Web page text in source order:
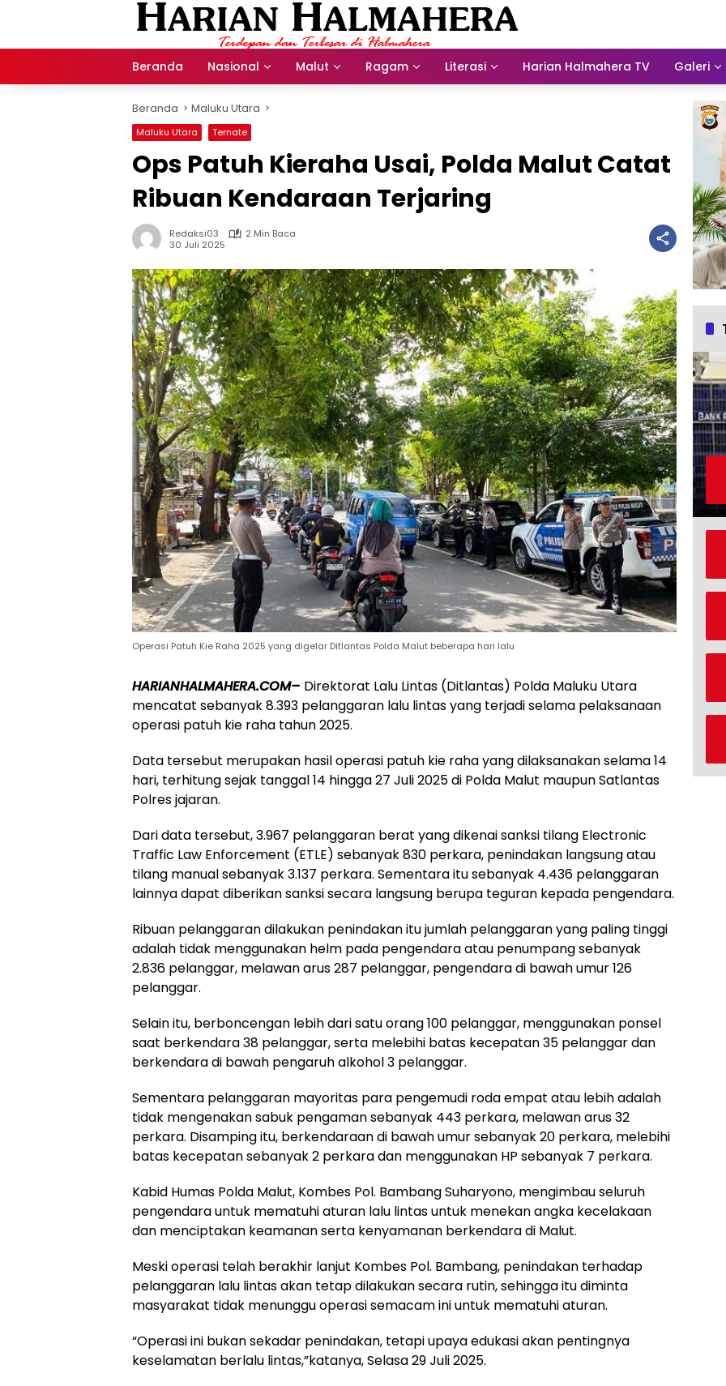
Beranda Nasional Malut Ragam Literasi Harian Halmahera TV Galeri
Beranda Maluku Utara
Maluku Utara Ternate
Ops Patuh Kieraha Usai, Polda Malut Catat
Ribuan Kendaraan Terjaring
Redaksi03
2 Min Baca
30 Juli 2025
Operasi Patuh Kie Raha 2025 yang digelar Ditlantas Polda Malut beberapa hari lalu
HARIANHALMAHERA.COM– Direktorat Lalu Lintas (Ditlantas) Polda Maluku Utara
mencatat sebanyak 8.393 pelanggaran lalu lintas yang terjadi selama pelaksanaan
operasi patuh kie raha tahun 2025.
Data tersebut merupakan hasil operasi patuh kie raha yang dilaksanakan selama 14
hari, terhitung sejak tanggal 14 hingga 27 Juli 2025 di Polda Malut maupun Satlantas
Polres jajaran.
Dari data tersebut, 3.967 pelanggaran berat yang dikenai sanksi tilang Electronic
Traffic Law Enforcement (ETLE) sebanyak 830 perkara, penindakan langsung atau
tilang manual sebanyak 3.137 perkara. Sementara itu sebanyak 4.436 pelanggaran
lainnya dapat diberikan sanksi secara langsung berupa teguran kepada pengendara.
Ribuan pelanggaran dilakukan penindakan itu jumlah pelanggaran yang paling tinggi
adalah tidak menggunakan helm pada pengendara atau penumpang sebanyak
2.836 pelanggar, melawan arus 287 pelanggar, pengendara di bawah umur 126
pelanggar.
Selain itu, berboncengan lebih dari satu orang 100 pelanggar, menggunakan ponsel
saat berkendara 38 pelanggar, serta melebihi batas kecepatan 35 pelanggar dan
berkendara di bawah pengaruh alkohol 3 pelanggar.
Sementara pelanggaran mayoritas para pengemudi roda empat atau lebih adalah
tidak mengenakan sabuk pengaman sebanyak 443 perkara, melawan arus 32
perkara. Disamping itu, berkendaraan di bawah umur sebanyak 20 perkara, melebihi
batas kecepatan sebanyak 2 perkara dan menggunakan HP sebanyak 7 perkara.
Kabid Humas Polda Malut, Kombes Pol. Bambang Suharyono, mengimbau seluruh
pengendara untuk mematuhi aturan lalu lintas untuk menekan angka kecelakaan
dan menciptakan keamanan serta kenyamanan berkendara di Malut.
Meski operasi telah berakhir lanjut Kombes Pol. Bambang, penindakan terhadap
pelanggaran lalu lintas akan tetap dilakukan secara rutin, sehingga itu diminta
masyarakat tidak menunggu operasi semacam ini untuk mematuhi aturan.
“Operasi ini bukan sekadar penindakan, tetapi upaya edukasi akan pentingnya
keselamatan berlalu lintas,”katanya, Selasa 29 Juli 2025.